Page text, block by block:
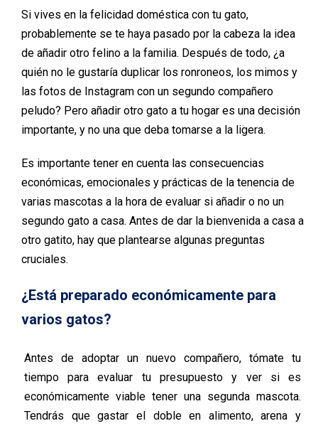
Si vives en la felicidad doméstica con tu gato,
probablemente se te haya pasado por la cabeza la idea
de añadir otro felino a la familia. Después de todo, ¿a
quién no le gustaría duplicar los ronroneos, los mimos y
las fotos de Instagram con un segundo compañero
peludo? Pero añadir otro gato a tu hogar es una decisión
importante, y no una que deba tomarse a la ligera.
Es importante tener en cuenta las consecuencias
económicas, emocionales y prácticas de la tenencia de
varias mascotas a la hora de evaluar si añadir o no un
segundo gato a casa. Antes de dar la bienvenida a casa a
otro gatito, hay que plantearse algunas preguntas
cruciales.
¿Está preparado económicamente para
varios gatos?
Antes de adoptar un nuevo compañero, tómate tu
tiempo para evaluar tu presupuesto y ver si es
económicamente viable tener una segunda mascota.
Tendrás que gastar el doble en alimento, arena y